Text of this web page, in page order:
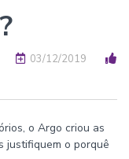
03/12/2019
o Argo criou as
justifiquem o porquê